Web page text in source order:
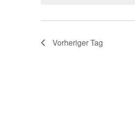
Vorheriger Tag